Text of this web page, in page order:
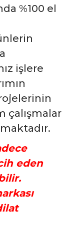
%100 el
işlere
çalışmalar
eden